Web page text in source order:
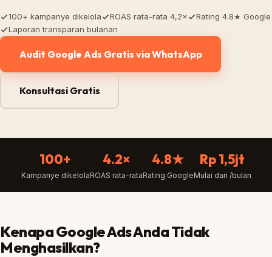
100+ kampanye dikelola ROAS rata-rata 4,2×
Rating 4.8★ Google
Laporan transparan bulanan
Audit Google Ads Gratis via WhatsApp
Konsultasi Gratis
100+
Kampanye dikelola
4.2×
ROAS rata-rata
4.8★
Rating Google
Rp 1,5jt
Mulai dari /bulan
Kenapa Google Ads Anda Tidak
Menghasilkan?